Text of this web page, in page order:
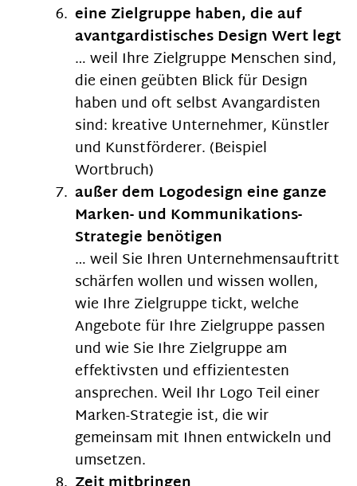
eine Zielgruppe haben, die auf
avantgardistisches Design Wert legt
… weil Ihre Zielgruppe Menschen sind,
die einen geübten Blick für Design
haben und oft selbst Avangardisten
sind: kreative Unternehmer, Künstler
und Kunstförderer. (Beispiel
Wortbruch)
außer dem Logodesign eine ganze
Marken- und Kommunikations-
Strategie benötigen
… weil Sie Ihren Unternehmensauftritt
schärfen wollen und wissen wollen,
wie Ihre Zielgruppe tickt, welche
Angebote für Ihre Zielgruppe passen
und wie Sie Ihre Zielgruppe am
effektivsten und effizientesten
ansprechen. Weil Ihr Logo Teil einer
Marken-Strategie ist, die wir
gemeinsam mit Ihnen entwickeln und
umsetzen.